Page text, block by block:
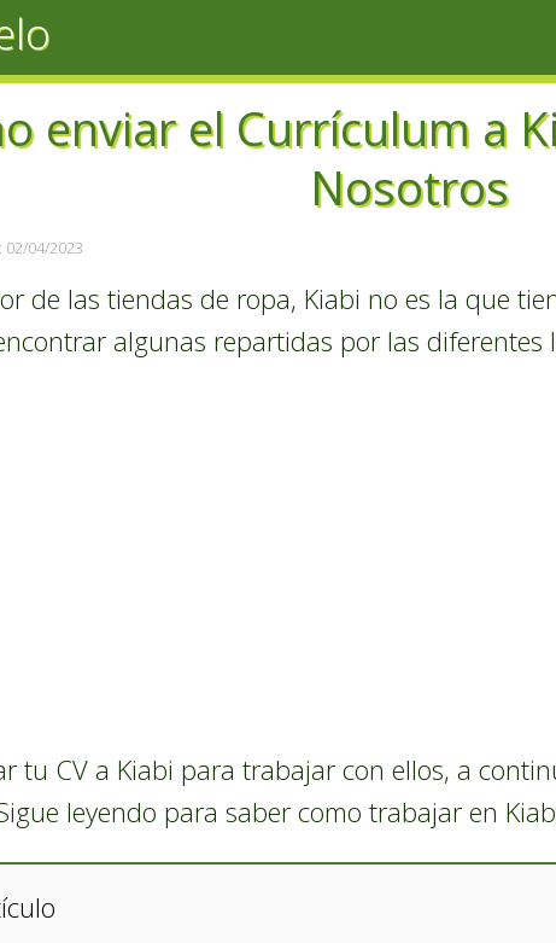
enviar el Currículum a
Nosotros
04/2023
de las tiendas de ropa, Kiabi no es la que
algunas repartidas por las diferentes
tu CV a Kiabi para trabajar con ellos, a
leyendo para saber como trabajar en